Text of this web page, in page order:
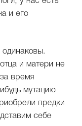
и его
и матери не
время
мутацию
предки
себе